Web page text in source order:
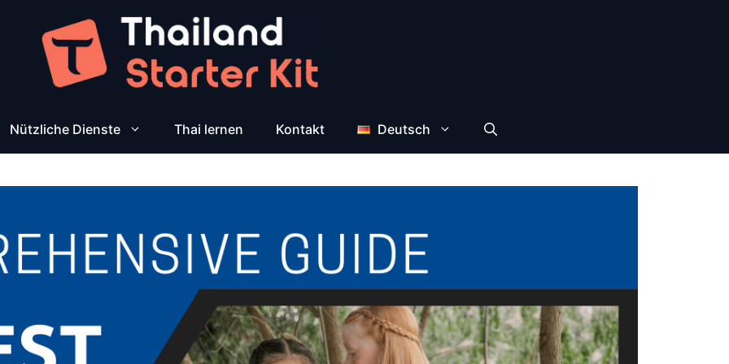
Nützliche Dienste Thai lernen Kontakt Deutsch